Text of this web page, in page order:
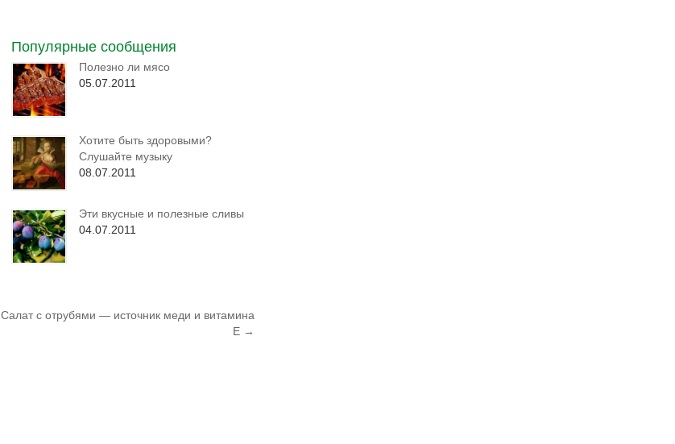
Популярные сообщения
Полезно ли мясо
05.07.2011
Хотите быть здоровыми?
Слушайте музыку
08.07.2011
Эти вкусные и полезные сливы
04.07.2011
Салат с отрубями — источник меди и витамина
Е →